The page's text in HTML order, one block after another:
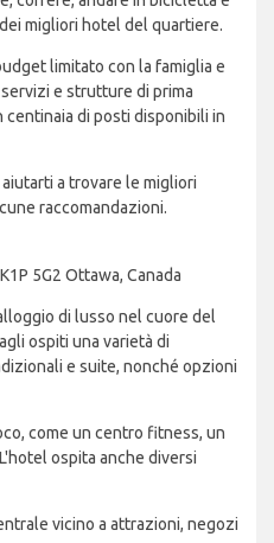
migliori hotel del quartiere.
limitato con la famiglia e
e strutture di prima
di posti disponibili in
a trovare le migliori
raccomandazioni.
5G2 Ottawa, Canada
di lusso nel cuore del
ospiti una varietà di
e suite, nonché opzioni
come un centro fitness, un
ospita anche diversi
vicino a attrazioni, negozi